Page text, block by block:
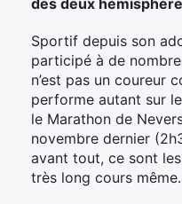
Sportif depuis son
participé à de
n’est pas un coureur
performe autant sur
le Marathon de
novembre dernier
avant tout, ce sont
très long cours même.